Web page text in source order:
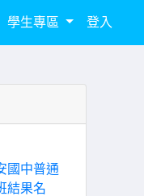
學生專區 登入
國中普通
結果名